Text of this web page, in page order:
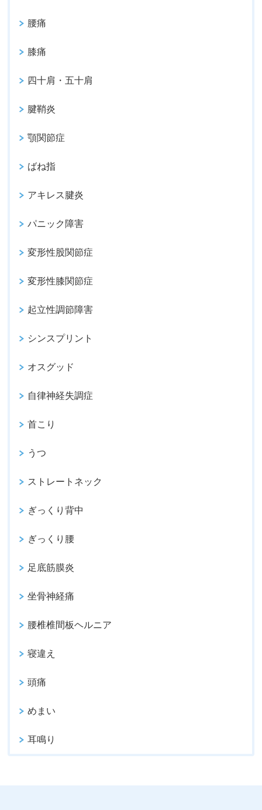
腰痛
膝痛
四十肩・五十肩
腱鞘炎
顎関節症
ばね指
アキレス腱炎
パニック障害
変形性股関節症
変形性膝関節症
起立性調節障害
シンスプリント
オスグッド
自律神経失調症
首こり
うつ
ストレートネック
ぎっくり背中
ぎっくり腰
足底筋膜炎
坐骨神経痛
腰椎椎間板ヘルニア
寝違え
頭痛
めまい
耳鳴り